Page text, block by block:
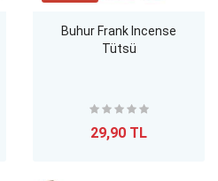
Buhur Frank Incense
Tütsü
29,90 TL